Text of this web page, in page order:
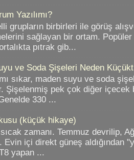
Yazılımı?
grupların birbirleri ile görüş
sağlayan bir ortam. Popüler
pıtrak gib...
ve Soda Şişeleri Neden
sıkar, maden suyu ve soda
Şişelenmiş pek çok diğer içecek
330 ...
(küçük hikaye)
sıcak zamanı. Temmuz devrilip,
Evin içi direkt güneş aldığından
yapan ...